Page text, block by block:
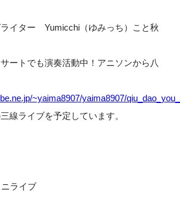
イター Yumicchi（ゆみっち）こと秋
ートでも演奏活動中！アニソンから八
~yaima8907/yaima8907/
線ライブを予定しています。
ライブ